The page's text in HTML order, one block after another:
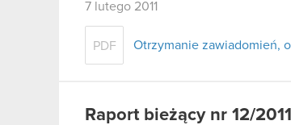
7 lutego 2011
PDF Otrzymanie zawiadomień,
Raport bieżący nr 12/2011